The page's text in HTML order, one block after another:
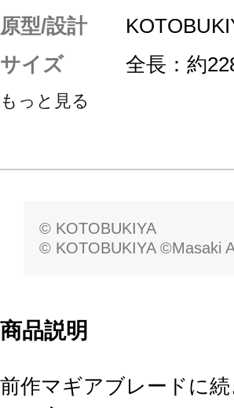
原型/設計
サイズ
全長：約
もっと見る
© KOTOBUKIYA
© KOTOBUKIYA ©Masaki
商品説明
前作マギアブレードに